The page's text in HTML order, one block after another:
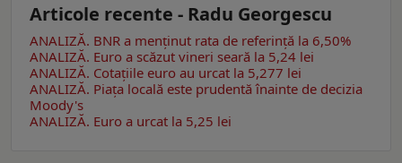
Articole recente - Radu Georgescu
ANALIZĂ. BNR a menținut rata de referință la 6,50%
ANALIZĂ. Euro a scăzut vineri seară la 5,24 lei
ANALIZĂ. Cotațiile euro au urcat la 5,277 lei
ANALIZĂ. Piața locală este prudentă înainte de decizia
Moody's
ANALIZĂ. Euro a urcat la 5,25 lei